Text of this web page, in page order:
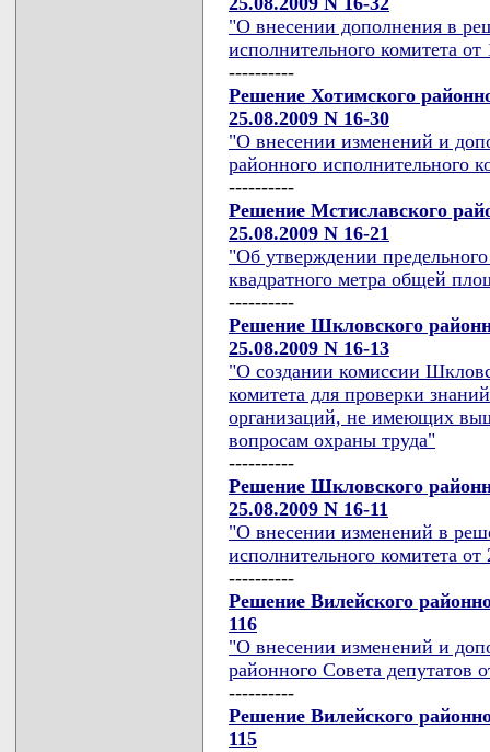
"О внесении дополнения в
исполнительного комитета
----------
Решение Хотимского
25.08.2009 N 16-30
"О внесении изменений и
районного исполнительного
----------
Решение Мстиславского
25.08.2009 N 16-21
"Об утверждении
квадратного метра общей
----------
Решение Шкловского
25.08.2009 N 16-13
"О создании комиссии
комитета для проверки
организаций, не имеющих
вопросам охраны труда"
----------
Решение Шкловского
25.08.2009 N 16-11
"О внесении изменений в
исполнительного комитета
----------
Решение Вилейского
116
"О внесении изменений и
районного Совета депутатов
----------
Решение Вилейского
115